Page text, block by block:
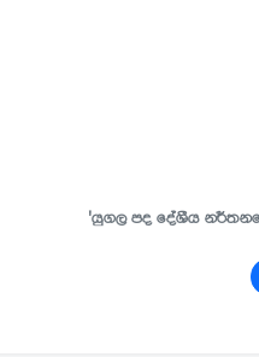
'යුගල පද දේශීය